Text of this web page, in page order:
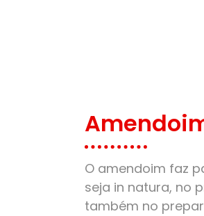
O amendoim faz
seja in natura, no
também no